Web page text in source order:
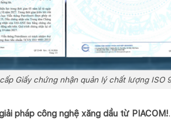
Giấy chứng nhận quản lý chất lượng ISO
pháp công nghệ xăng dầu từ PIACOM!.